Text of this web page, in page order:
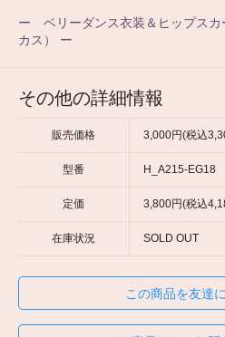
ー ベリーダンス衣装＆ヒップス
カス） ー
その他の詳細情報
販売価格 3,000円(税込
型番 H_A215-EG18
定価 3,800円(税込
在庫状況 SOLD OUT
この商品を友達